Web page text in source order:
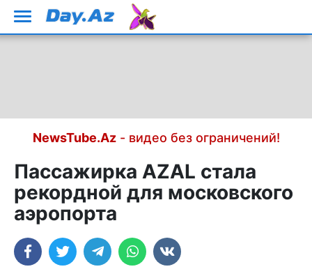
NewsTube.Az- видео без ограничений!
Пассажирка AZAL стала
рекордной для московского
аэропорта